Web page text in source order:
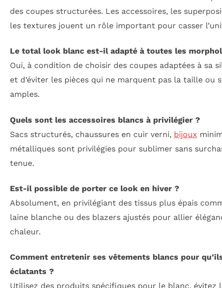
des coupes structurées. Les accessoires, les
les textures jouent un rôle important pour casser
Le total look blanc est-il adapté à toutes les
Oui, à condition de choisir des coupes adaptées à sa
et d’éviter les pièces qui ne marquent pas la taille ou
amples.
Quels sont les accessoires blancs à privilégier ?
Sacs structurés, chaussures en cuir verni, bijoux
métalliques sont privilégies pour sublimer sans
tenue.
Est-il possible de porter ce look en hiver ?
Absolument, en privilégiant des tissus plus épais
laine blanche ou des blazers ajustés pour allier
chaleur.
Comment entretenir ses vêtements blancs pour
éclatants ?
Utilisez des produits spécifiques pour le blanc, évitez